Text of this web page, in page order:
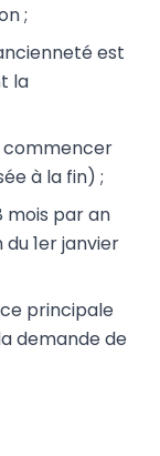
;
est
la
commencer
à la fin) ;
par an
1er janvier
principale
demande de